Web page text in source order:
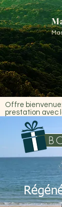
Offre
prestation avec